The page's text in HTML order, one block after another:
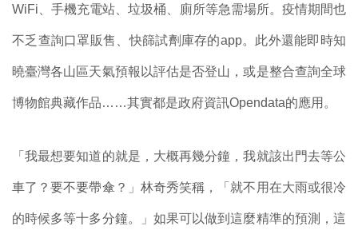
WiFi 、手機充電站、垃圾桶、廁所等急需場所。疫情期間也
不乏查詢口罩販售、快篩試劑庫存的app。此外還能即時知
曉臺灣各山區天氣預報以評估是否登山，或是整合查詢全球
博物館典藏作品……其實都是政府資訊Opendata的應用。
「我最想要知道的就是，大概再幾分鐘，我就該出門去等公
車了？要不要帶傘？」林奇秀笑稱，「就不用在大雨或很冷
的時候多等十多分鐘。」如果可以做到這麼精準的預測，這